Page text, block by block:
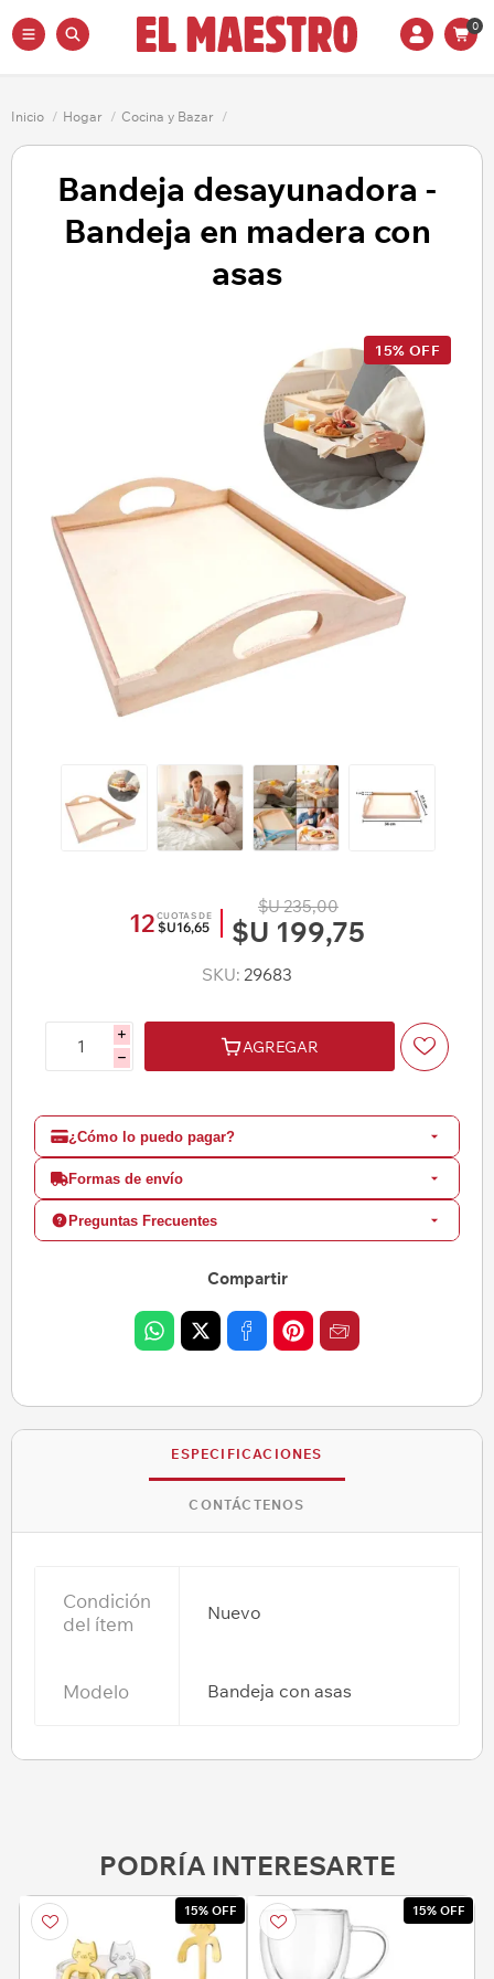
0
Inicio / Hogar / Cocina y Bazar /
Bandeja desayunadora -
Bandeja en madera con
asas
15% OFF
12 CUOTAS DE
$U16,65
$U 235,00
$U 199,75
SKU: 29683
i
h
AGREGAR
¿Cómo lo puedo pagar?
Formas de envío
Preguntas Frecuentes
Compartir
ESPECIFICACIONES
CONTÁCTENOS
Condición
del ítem
Nuevo
Modelo Bandeja con asas
PODRÍA INTERESARTE
15% OFF 15% OFF